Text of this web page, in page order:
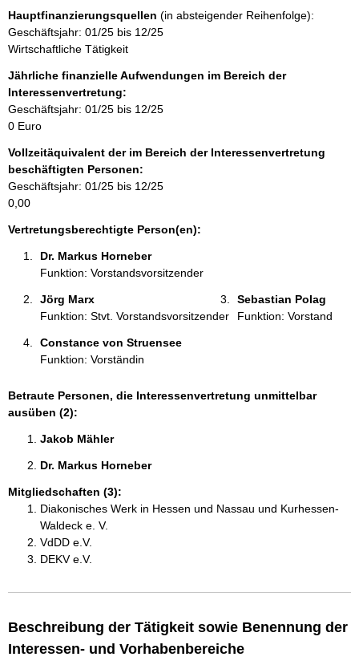
t
i
n
f
o
r
m
t
i
o
n
e
Hauptfinanzierungsquellen (in absteigender Reihenfolge):
Geschäftsjahr: 01/25 bis 12/25
Wirtschaftliche Tätigkeit
Jährliche finanzielle Aufwendungen im Bereich der
Interessenvertretung:
Geschäftsjahr: 01/25 bis 12/25
0 Euro
Vollzeitäquivalent der im Bereich der Interessenvertretung
beschäftigten Personen:
Geschäftsjahr: 01/25 bis 12/25
0,00
Vertretungsberechtigte Person(en):
Dr. Markus Horneber
Funktion: Vorstandsvorsitzender
Jörg Marx
Funktion: Stvt. Vorstandsvorsitzender
Sebastian Polag
Funktion: Vorstand
Constance von Struensee
Funktion: Vorständin
Betraute Personen, die Interessenvertretung unmittelbar
ausüben (2):
Jakob Mähler
Dr. Markus Horneber
Mitgliedschaften (3):
Diakonisches Werk in Hessen und Nassau und Kurhessen-
Waldeck e. V.
VdDD e.V.
DEKV e.V.
Beschreibung der Tätigkeit sowie Benennung der
Interessen- und Vorhabenbereiche